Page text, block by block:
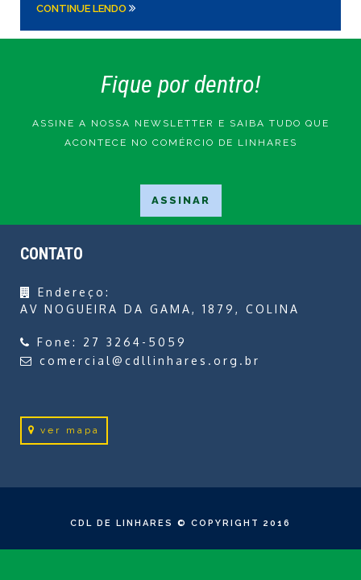
CONTINUE LENDO
Fique por dentro!
ASSINE A NOSSA NEWSLETTER E SAIBA TUDO QUE
ACONTECE NO COMÉRCIO DE LINHARES
CONTATO
Endereço:
AV NOGUEIRA DA GAMA, 1879, COLINA
Fone: 27 3264-5059
comercial@cdllinhares.org.br
ver mapa
CDL DE LINHARES © COPYRIGHT 2016